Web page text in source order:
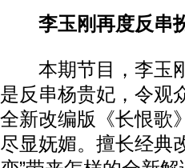
李玉刚再度反串
本期节目，李玉刚
是反串杨贵妃，令观
全新改编版《长恨歌
尽显妩媚。擅长经典